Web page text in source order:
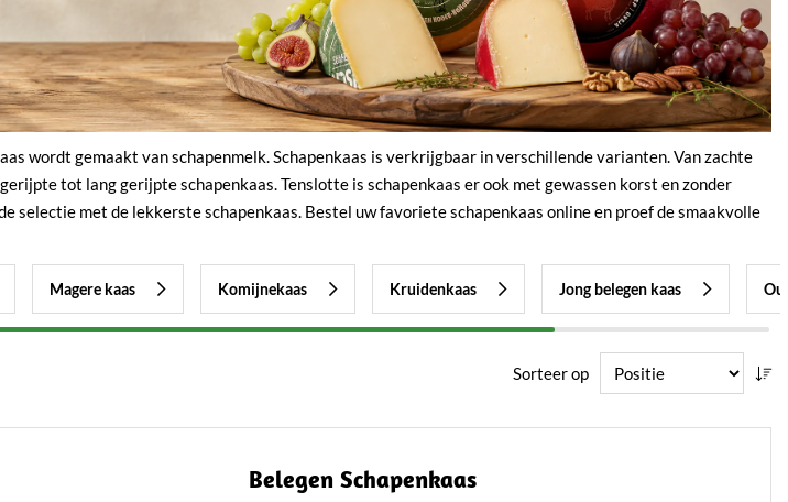
wordt gemaakt van schapenmelk. Schapenkaas is verkrijgbaar in verschillende varianten. Van zachte
tot lang gerijpte schapenkaas. Tenslotte is schapenkaas er ook met gewassen korst en zonder
selectie met de lekkerste schapenkaas. Bestel uw favoriete schapenkaas online en proef de smaakvolle
Magere kaas Komijnekaas Kruidenkaas Jong belegen kaas
Sorteer op
Belegen Schapenkaas